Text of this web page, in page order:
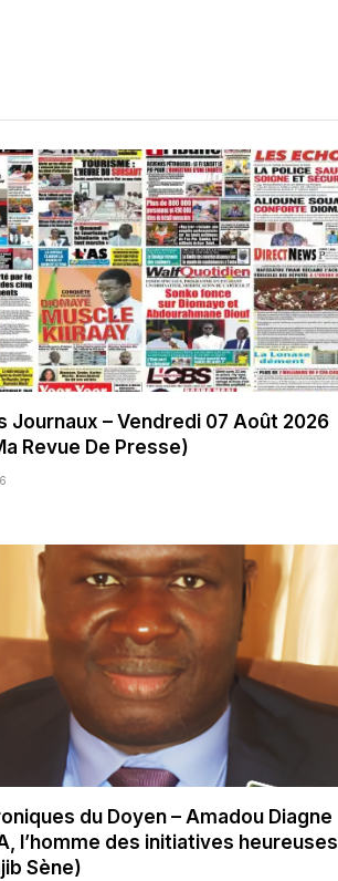
Journaux – Vendredi 07 Août 2026
Revue De Presse)
du Doyen – Amadou Diagne
l’homme des initiatives heureuses
Sène)